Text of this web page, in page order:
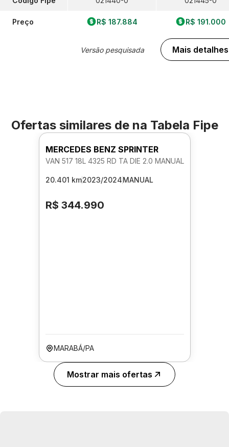
Preço R$ 187.884
Versão pesquisada
R$ 191.000
Mais detalhes
Ofertas similares de na Tabela Fipe
MERCEDES BENZ SPRINTER
VAN 517 18L 4325 RD TA DIE 2.0 MANUAL
20.401 km2023/2024MANUAL
R$ 344.990
MARABÁ/PA
Mostrar mais ofertas